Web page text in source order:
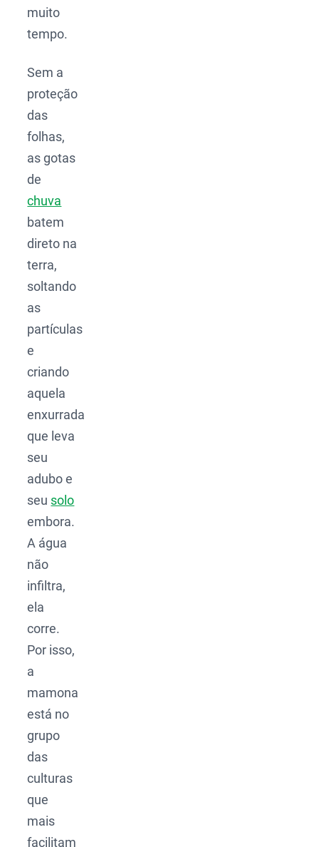
muito
tempo.
Sem a
proteção
das
folhas,
as gotas
de
chuva
batem
direto na
terra,
soltando
as
partículas
e
criando
aquela
enxurrada
que leva
seu
adubo e
seu solo
embora.
A água
não
infiltra,
ela
corre.
Por isso,
a
mamona
está no
grupo
das
culturas
que
mais
facilitam